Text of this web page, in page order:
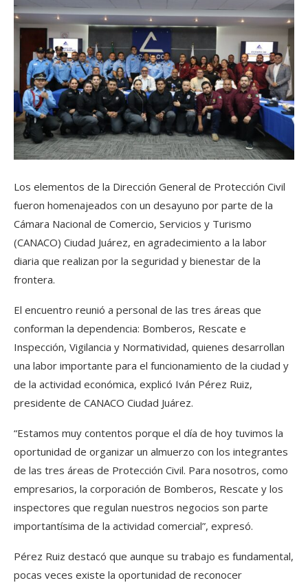
Los elementos de la Dirección General de Protección Civil
fueron homenajeados con un desayuno por parte de la
Cámara Nacional de Comercio, Servicios y Turismo
(CANACO) Ciudad Juárez, en agradecimiento a la labor
diaria que realizan por la seguridad y bienestar de la
frontera.
El encuentro reunió a personal de las tres áreas que
conforman la dependencia: Bomberos, Rescate e
Inspección, Vigilancia y Normatividad, quienes desarrollan
una labor importante para el funcionamiento de la ciudad y
de la actividad económica, explicó Iván Pérez Ruiz,
presidente de CANACO Ciudad Juárez.
“Estamos muy contentos porque el día de hoy tuvimos la
oportunidad de organizar un almuerzo con los integrantes
de las tres áreas de Protección Civil. Para nosotros, como
empresarios, la corporación de Bomberos, Rescate y los
inspectores que regulan nuestros negocios son parte
importantísima de la actividad comercial”, expresó.
Pérez Ruiz destacó que aunque su trabajo es fundamental,
pocas veces existe la oportunidad de reconocer